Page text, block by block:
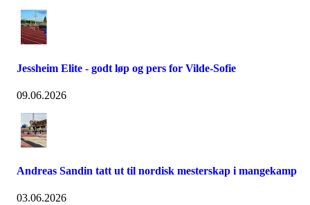
Jessheim Elite - godt løp og pers for Vilde-Sofie
09.06.2026
Andreas Sandin tatt ut til nordisk mesterskap i mangekamp
03.06.2026